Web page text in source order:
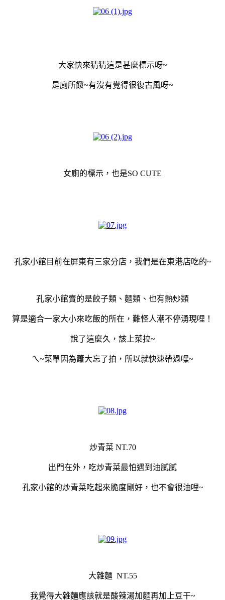
大家快來猜猜這是甚麼標示呀~
是廁所餒~有沒有覺得很復古風呀~
女廁的標示，也是SO CUTE
孔家小館目前在屏東有三家分店，我們是在東港店吃的~
孔家小館賣的是餃子類、麵類、也有熱炒類
算是適合一家大小來吃飯的所在，難怪人潮不停湧現哩！
說了這麼久，該上菜拉~
ㄟ~菜單因為蕭大忘了拍，所以就快速帶過嘿~
炒青菜 NT.70
出門在外，吃炒青菜最怕遇到油膩膩
孔家小館的炒青菜吃起來脆度剛好，也不會很油哩~
大雜麵 NT.55
我覺得大雜麵應該就是酸辣湯加麵再加上豆干~